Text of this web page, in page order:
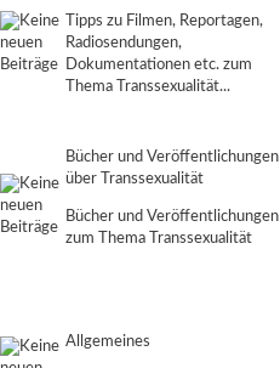
Tipps zu Filmen, Reportagen,
Radiosendungen,
Dokumentationen etc. zum
Thema Transsexualität...
Bücher und Veröffentlichungen
über Transsexualität
Bücher und Veröffentlichungen
zum Thema Transsexualität
Allgemeines